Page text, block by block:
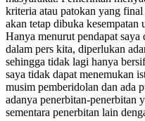
kriteria atau patokan yang
akan tetap dibuka kesempatan
Hanya menurut pendapat
dalam pers kita, diperlukan
sehingga tidak lagi hanya
saya tidak dapat menemukan
musim pemberidolan dan ada
adanya penerbitan-penerbitan
sementara penerbitan lain